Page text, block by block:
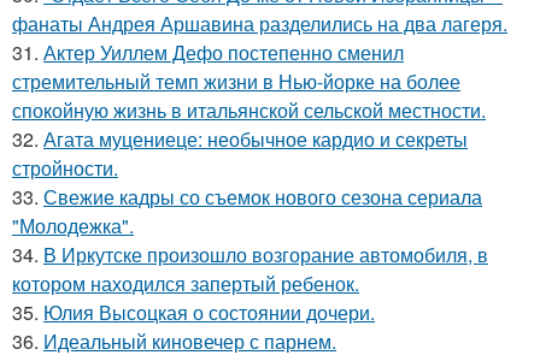
фанаты Андрея Аршавина разделились на два лагеря.
31. Актер Уиллем Дефо постепенно сменил
стремительный темп жизни в Нью-йорке на более
спокойную жизнь в итальянской сельской местности.
32. Агата муцениеце: необычное кардио и секреты
стройности.
33. Свежие кадры со съемок нового сезона сериала
"Молодежка".
34. В Иркутске произошло возгорание автомобиля, в
котором находился запертый ребенок.
35. Юлия Высоцкая о состоянии дочери.
36. Идеальный киновечер с парнем.